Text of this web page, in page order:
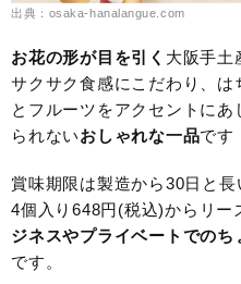
出典：osaka-hanalangue.com
お花の形が目を引く 大阪手土
サクサク食感にこだわり、
とフルーツをアクセントに
られないおしゃれな一品です
賞味期限は製造から30日と
4個入り648円(税込)からリー
ジネスやプライベートでの
です。